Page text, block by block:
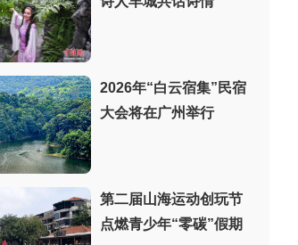
2026年“白云宿集”民宿
大会将在广州举行
第二届山海运动创玩节
点燃青少年“零碳”假期